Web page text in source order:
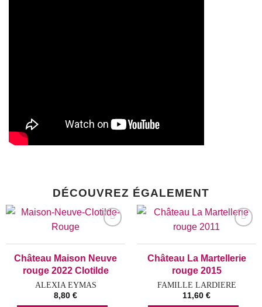
DÉCOUVREZ ÉGALEMENT
Château Maison Neuve
rouge 2022 Clotilde
ALEXIA EYMAS
8,80 €
Château La Martellerie
rouge 2015
FAMILLE LARDIERE
11,60 €